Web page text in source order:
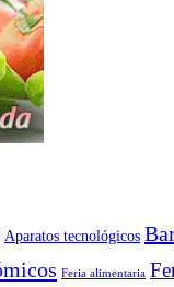
Aparatos tecnológicos
Feria alimentaria